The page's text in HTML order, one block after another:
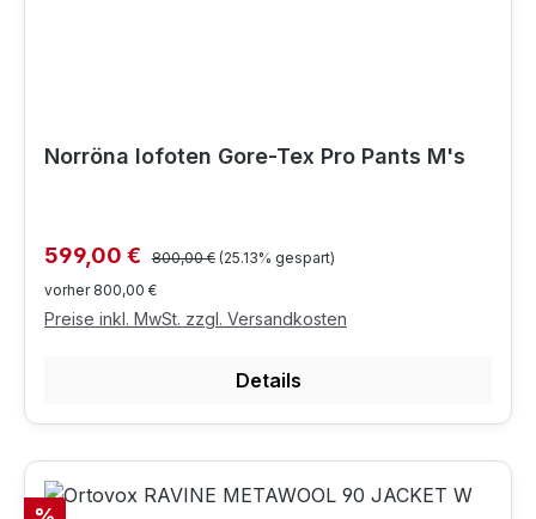
Norröna lofoten Gore-Tex Pro Pants M's
Verkaufspreis:
599,00 € Regulärer Preis:
800,00 € (25.13% gespart)
vorher 800,00 €
Preise inkl. MwSt. zzgl. Versandkosten
Details